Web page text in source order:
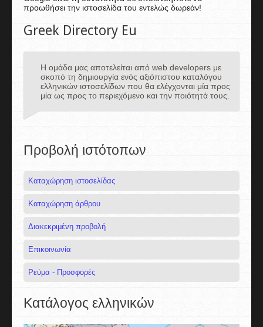
προωθήσει την ιστοσελίδα του εντελώς δωρεάν!
Greek Directory Eu
Η ομάδα μας αποτελείται από web developers με
σκοπό τη δημιουργία ενός αξιόπιστου καταλόγου
ελληνικών ιστοσελίδων που θα ελέγχονται μία προς
μία ως προς το περιεχόμενο και την ποιότητά τους.
Προβολή ιστότοπων
Καταχώρηση ιστοσελίδας
Καταχώρηση άρθρου
Διακεκριμένη προβολή
Επικοινωνία
Ρεύμα - Προσφορές
Κατάλογος ελληνικών